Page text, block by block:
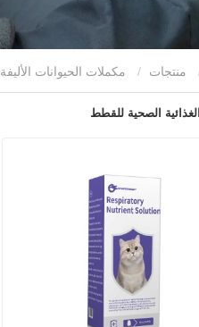
منتجات مكملات الحيوانات الأليفة
الصحية للقطط